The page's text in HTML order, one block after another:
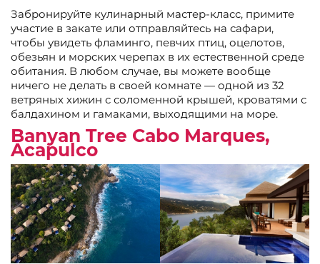
Забронируйте кулинарный мастер-класс, примите
участие в закате или отправляйтесь на сафари,
чтобы увидеть фламинго, певчих птиц, оцелотов,
обезьян и морских черепах в их естественной среде
обитания. В любом случае, вы можете вообще
ничего не делать в своей комнате — одной из 32
ветряных хижин с соломенной крышей, кроватями с
балдахином и гамаками, выходящими на море.
Banyan Tree Cabo Marques,
Acapulco